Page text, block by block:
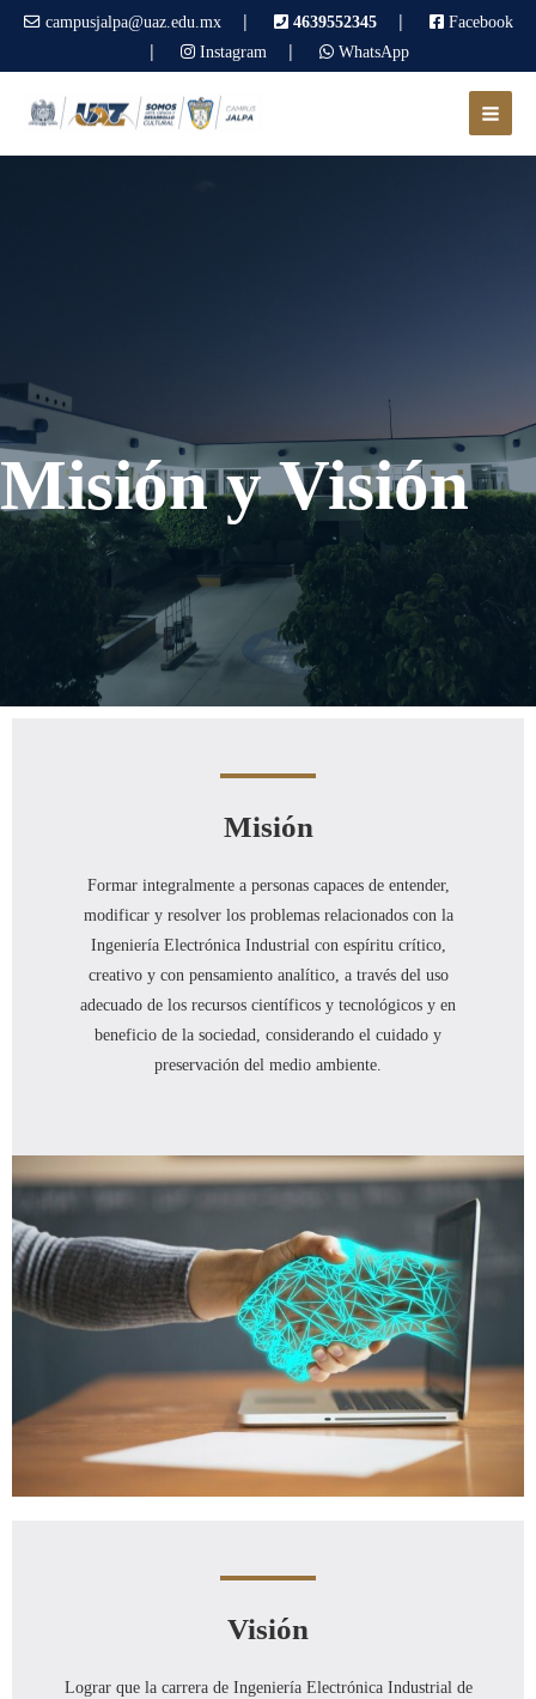
campusjalpa@uaz.edu.mx| 4639552345| Facebook
| Instagram| WhatsApp
Misión y Visión
Misión
Formar integralmente a personas capaces de entender,
modificar y resolver los problemas relacionados con la
Ingeniería Electrónica Industrial con espíritu crítico,
creativo y con pensamiento analítico, a través del uso
adecuado de los recursos científicos y tecnológicos y en
beneficio de la sociedad, considerando el cuidado y
preservación del medio ambiente.
Visión
Lograr que la carrera de Ingeniería Electrónica Industrial de